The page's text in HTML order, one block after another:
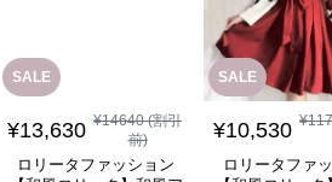
SALE
¥13,630 ¥14640(割引
前)
ロリータファッション
SALE
¥10,530 ¥
ロリータファ